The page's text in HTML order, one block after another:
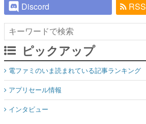
Discord
RSS
ピックアップ
電ファミのいま読まれている記事ランキング
アプリセール情報
インタビュー